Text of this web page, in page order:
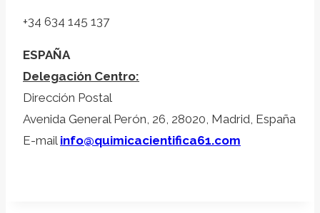
+34 634 145 137
ESPAÑA
Delegación Centro:
Dirección Postal
Avenida General Perón, 26, 28020, Madrid, España
E-mail info@quimicacientifica61.com